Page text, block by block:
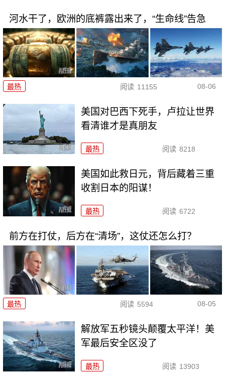
河水干了，欧洲的底裤露出来了，“生命线”告急
最热 阅读 11155 08-06
美国对巴西下死手，卢拉让世界
看清谁才是真朋友
最热 阅读 8218
美国如此救日元，背后藏着三重
收割日本的阳谋！
最热 阅读 6722
前方在打仗，后方在“清场”，这仗还怎么打？
最热 阅读 5594 08-05
解放军五秒镜头颠覆太平洋！美
军最后安全区没了
最热 阅读 13903